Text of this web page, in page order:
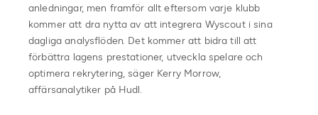
anledningar, men framför allt eftersom varje klubb
kommer att dra nytta av att integrera Wyscout i sina
dagliga analysflöden. Det kommer att bidra till att
förbättra lagens prestationer, utveckla spelare och
optimera rekrytering, säger Kerry Morrow,
affärsanalytiker på Hudl.